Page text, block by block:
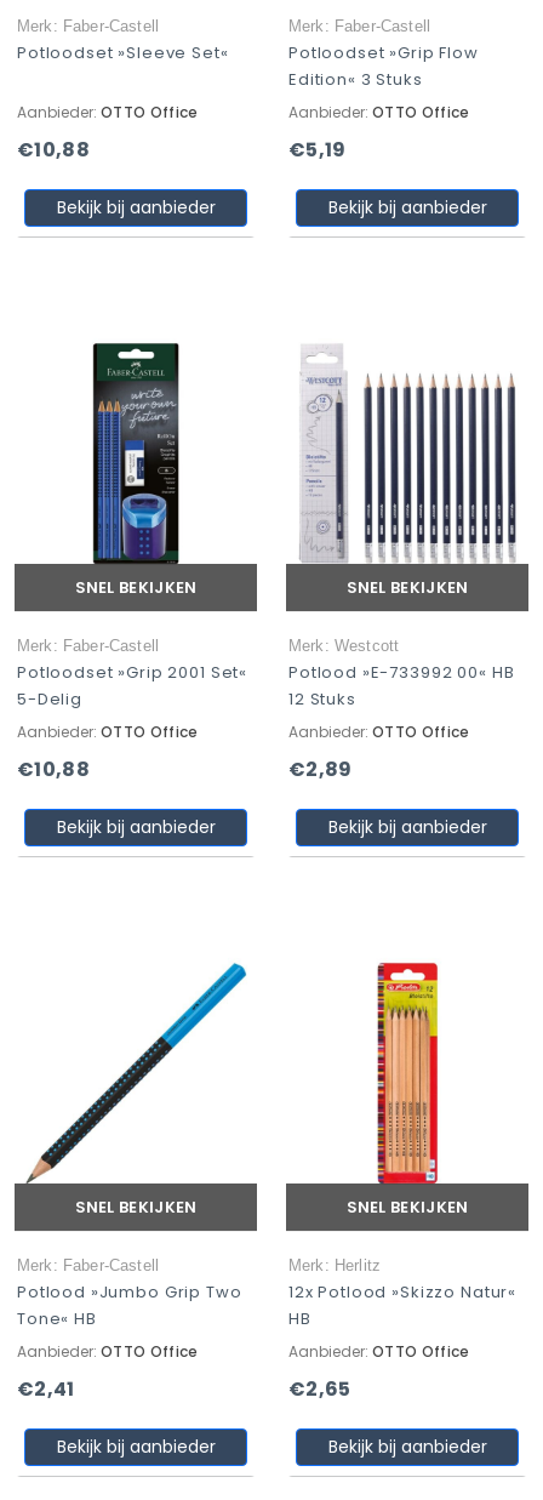
Merk: Faber-Castell
Potloodset »Sleeve Set«
Aanbieder: OTTO Office
€10,88
Bekijk bij aanbieder
Merk: Faber-Castell
Potloodset »Grip Flow
Edition« 3 Stuks
Aanbieder: OTTO Office
€5,19
Bekijk bij aanbieder
SNEL BEKIJKEN
Merk: Faber-Castell
Potloodset »Grip 2001 Set«
5-Delig
Aanbieder: OTTO Office
€10,88
Bekijk bij aanbieder
SNEL BEKIJKEN
Merk: Westcott
Potlood »E-733992 00« HB
12 Stuks
Aanbieder: OTTO Office
€2,89
Bekijk bij aanbieder
SNEL BEKIJKEN
Merk: Faber-Castell
Potlood »Jumbo Grip Two
Tone« HB
Aanbieder: OTTO Office
€2,41
Bekijk bij aanbieder
SNEL BEKIJKEN
Merk: Herlitz
12x Potlood »Skizzo Natur«
HB
Aanbieder: OTTO Office
€2,65
Bekijk bij aanbieder